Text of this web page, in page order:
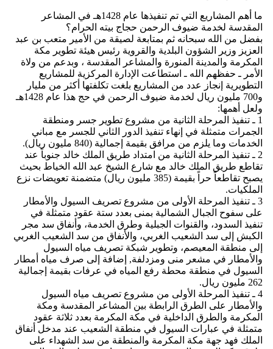
ما أهم المشاريع التي تم تنفيذها عام 1428هـ في المشاعر
المقدسة لخدمة ضيوف الرحمن حجاج بيته الحرام؟
بفضل من الله سبحانه ثم بمتابعة لصيقة من الأمير متعب بن عبد
العزيز وزير الشؤون البلدية والقروية رئيس هيئة تطوير مكة
المكرمة والمدينة المنورة والمشاعر المقدسة ، وبدعم من ولاة
الأمر ـ حفظهم الله ـ استطاعت الإدارة المركزية للمشاريع
التطويرية إنجاز عدد من المشاريع بلغت تكلفتها أكثر من مليار
و700 مليون ريال لخدمة ضيوف الرحمن في حج هذا عام 1428هـ
ولعل أهمها:
1 ـ تنفيذ المرحلة الثانية من مشروع تطوير جسر ومنطقة
الجمرات متمثلة في إنهاء تنفيذ الدور الثاني للجسر مع مباني
الخدمات وما يلزم من مرافق بقيمة إجمالية (840 مليون ريال).
2 ـ تنفيذ المرحلة الثانية من امتداد طريق الملك خالد جنوباً عند
تقاطع طريق الملك خالد مع شارع الشيخ عبد الله الخياط بحيث
يصبح تقاطعاً حراً بقيمة (385 مليون ريال) متضمنة تعويضات نزع
الملكيات.
3 ـ تنفيذ المرحلة الأولى من مشروع تصريف السيول والأمطار
على سفوح الجبال الشمالية بمنى بعدد ستة عقود متمثلة في
تنفيذ السدود، والقنوات الجبلية وطرق الخدمة، وأنفاق سد مجر
الكبش إلى سد الشعيب الغربي، والأنفاق من سد الشعيب الغربي
إلى منطقة المعيصم، وتطوير شبكة تصريف مياه السيول
والأمطار في مشعر منى ومزدلفة, إضافة إلى صرف مياه أمطار
السيول في منطقة محطة رفع المياه في عرفات بقيمة إجمالية
262 مليون ريال.
4 ـ تنفيذ المرحلة الأولى من مشروع تصريف مياه السيول
والأمطار على الطرق الرابطة بين المشاعر المقدسة ومكة
المكرمة والطرق الداخلية في مكة المكرمة بعدد ثلاثة عقود
متمثلة في عبارات السيول في منطقة الشعيب عند مدخل أنفاق
الملك فهد جهة مكة المكرمة والمنطقة من سد الشهداء على